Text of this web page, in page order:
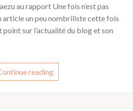
au rapport Une fois n’est pas
article un peu nombriliste cette fois
point sur l’actualité du blog et son
reading